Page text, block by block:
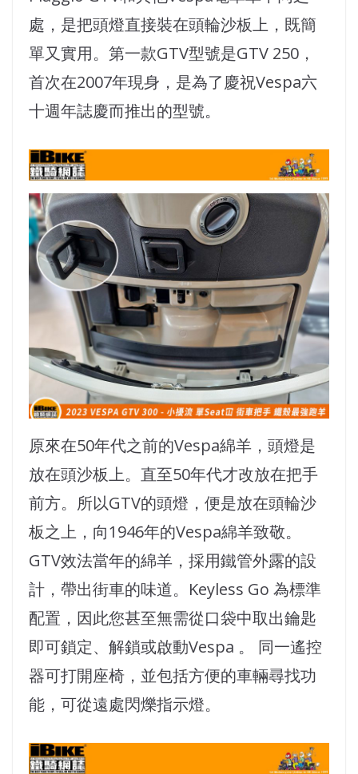
處，是把頭燈直接裝在頭輪沙板上，既簡
單又實用。第一款GTV型號是GTV 250，
首次在2007年現身，是為了慶祝Vespa六
十週年誌慶而推出的型號。
原來在50年代之前的Vespa綿羊，頭燈是
放在頭沙板上。直至50年代才改放在把手
前方。所以GTV的頭燈，便是放在頭輪沙
板之上，向1946年的Vespa綿羊致敬。
GTV效法當年的綿羊，採用鐵管外露的設
計，帶出街車的味道。Keyless Go 為標準
配置，因此您甚至無需從口袋中取出鑰匙
即可鎖定、解鎖或啟動Vespa 。 同一遙控
器可打開座椅，並包括方便的車輛尋找功
能，可從遠處閃爍指示燈。